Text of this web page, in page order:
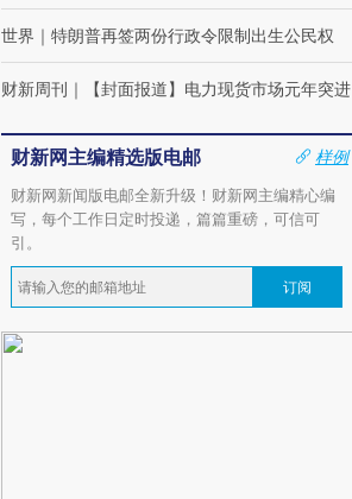
世界 ｜ 特朗普再签两份行政令限制出生公民权
财新周刊 ｜ 【封面报道】电力现货市场元年突进
财新网主编精选版电邮
样例
财新网新闻版电邮全新升级！财新网主编精心编
写，每个工作日定时投递，篇篇重磅，可信可
引。
订阅